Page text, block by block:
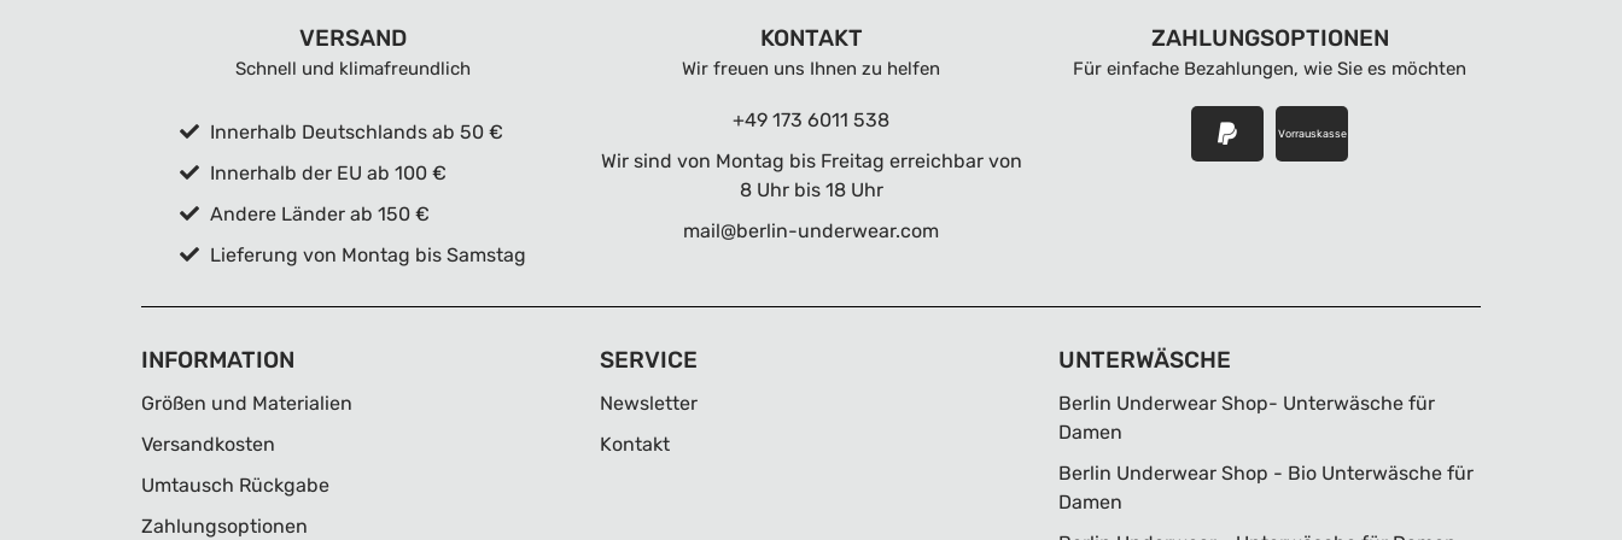
VERSAND
Schnell und klimafreundlich
Innerhalb Deutschlands ab 50 €
Innerhalb der EU ab 100 €
Andere Länder ab 150 €
Lieferung von Montag bis Samstag
KONTAKT
Wir freuen uns Ihnen zu helfen
+49 173 6011 538
Wir sind von Montag bis Freitag erreichbar von
8 Uhr bis 18 Uhr
mail@berlin-underwear.com
ZAHLUNGSOPTIONEN
Für einfache Bezahlungen, wie Sie es möchten
Vorrauskasse
INFORMATION
Größen und Materialien
Versandkosten
Umtausch Rückgabe
Zahlungsoptionen
SERVICE
Newsletter
Kontakt
UNTERWÄSCHE
Berlin Underwear Shop- Unterwäsche für
Damen
Berlin Underwear Shop - Bio Unterwäsche für
Damen